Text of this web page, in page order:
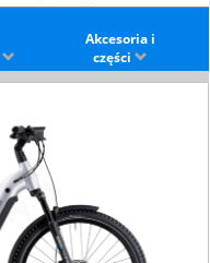
Akcesoria i
części